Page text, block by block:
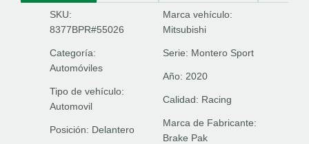
SKU:
8377BPR#55026
Categoría:
Automóviles
Tipo de vehículo:
Automovil
Posición: Delantero
Marca vehículo:
Mitsubishi
Serie: Montero Sport
Año: 2020
Calidad: Racing
Marca de Fabricante:
Brake Pak